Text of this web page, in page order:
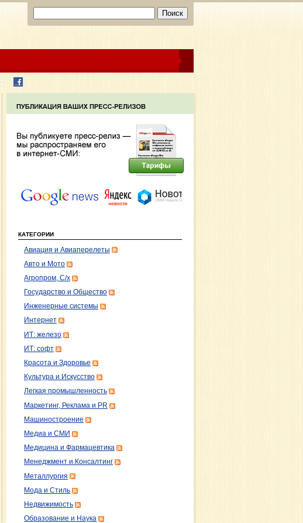
КАТЕГОРИИ
Авиация и Авиаперелеты
Авто и Мото
Агропром, С/х
Государство и Общество
Инженерные системы
Интернет
ИТ: железо
ИТ: софт
Красота и Здоровье
Культура и Искусство
Легкая промышленность
Маркетинг, Реклама и PR
Машиностроение
Медиа и СМИ
Медицина и Фармацевтика
Менеджмент и Консалтинг
Металлургия
Мода и Стиль
Недвижимость
Образование и Наука